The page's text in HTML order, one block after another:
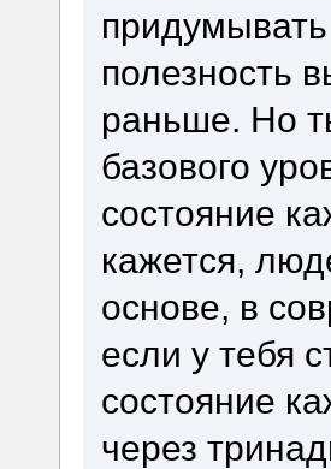
полезность
раньше. Но
базового
состояние
кажется,
основе, в
если у тебя
состояние
через